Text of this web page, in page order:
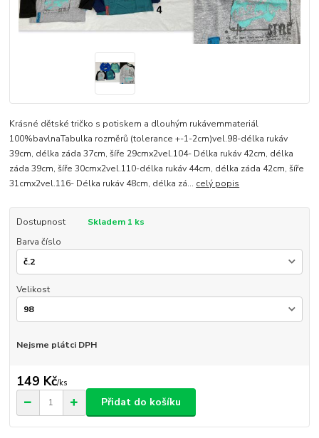
Krásné dětské tričko s potiskem a dlouhým rukávemmateriál
100%bavlnaTabulka rozměrů (tolerance +-1-2cm)vel.98-délka rukáv
39cm, délka záda 37cm, šíře 29cmx2vel.104- Délka rukáv 42cm, délka
záda 39cm, šíře 30cmx2vel.110-délka rukáv 44cm, délka záda 42cm, šíře
31cmx2vel.116- Délka rukáv 48cm, délka zá... celý popis
Dostupnost
Skladem 1 ks
Barva číslo
Velikost
Nejsme plátci DPH
149 Kč/ks
Přidat do košíku